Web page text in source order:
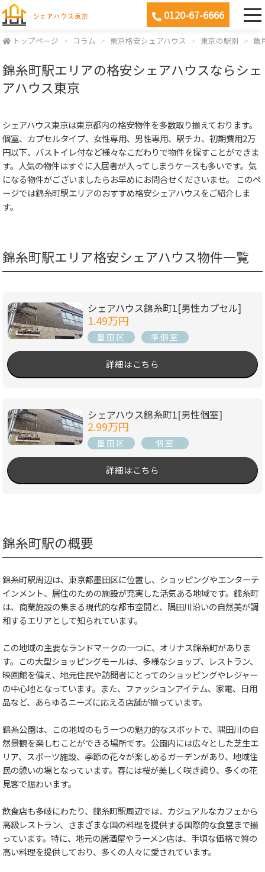
0120-67-6666
トップページ コラム 東京格安シェアハウス 東京の駅別 亀
錦糸町駅エリアの格安シェアハウスならシェ
アハウス東京
シェアハウス東京は東京都内の格安物件を多数取り揃えております。
個室、カプセルタイプ、女性専用、男性専用、駅チカ、初期費用2万
円以下、バストイレ付など様々なこだわりで物件を探すことができま
す。人気の物件はすぐに入居者が入ってしまうケースも多いです。気
になる物件がございましたらお早めにお問合せくださいませ。 このペ
ージでは錦糸町駅エリアのおすすめ格安シェアハウスをご紹介しま
す。
錦糸町駅エリア格安シェアハウス物件一覧
シェアハウス錦糸町1[男性カプセル]
1.49万円
墨田区 準個室
詳細はこちら
シェアハウス錦糸町1[男性個室]
2.99万円
墨田区 個室
詳細はこちら
錦糸町駅の概要
錦糸町駅周辺は、東京都墨田区に位置し、ショッピングやエンターテ
インメント、居住のための施設が充実した活気ある地域です。錦糸町
は、商業施設の集まる現代的な都市空間と、隅田川沿いの自然美が調
和するエリアとして知られています。
この地域の主要なランドマークの一つに、オリナス錦糸町がありま
す。この大型ショッピングモールは、多様なショップ、レストラン、
映画館を備え、地元住民や訪問者にとってのショッピングやレジャー
の中心地となっています。また、ファッションアイテム、家電、日用
品など、あらゆるニーズに応える店舗が揃っています。
錦糸公園は、この地域のもう一つの魅力的なスポットで、隅田川の自
然景観を楽しむことができる場所です。公園内には広々とした芝生エ
リア、スポーツ施設、季節の花々が楽しめるガーデンがあり、地域住
民の憩いの場となっています。春には桜が美しく咲き誇り、多くの花
見客で賑わいます。
飲食店も多岐にわたり、錦糸町駅周辺では、カジュアルなカフェから
高級レストラン、さまざまな国の料理を提供する国際的な食堂まで揃
っています。特に、地元の居酒屋やラーメン店は、手頃な価格で質の
高い料理を提供しており、多くの人々に愛されています。